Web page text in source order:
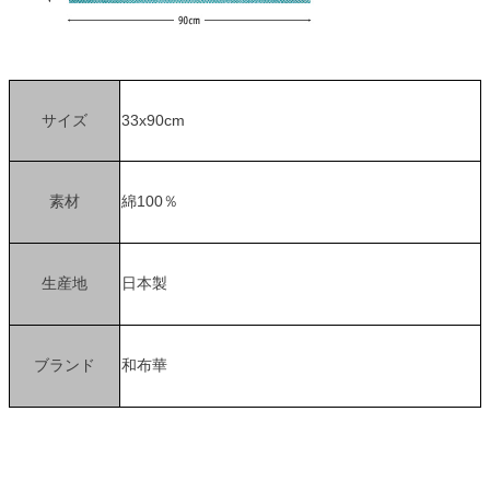
サイズ 33x90cm
素材 綿100％
生産地 日本製
ブランド 和布華